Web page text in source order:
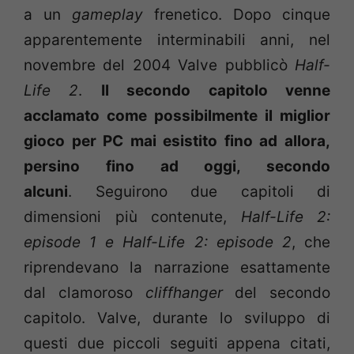
a un gameplay frenetico. Dopo cinque
apparentemente interminabili anni, nel
novembre del 2004 Valve pubblicò Half-
Life 2. Il secondo capitolo venne
acclamato come possibilmente il miglior
gioco per PC mai esistito fino ad allora,
persino fino ad oggi, secondo
alcuni. Seguirono due capitoli di
dimensioni più contenute, Half-Life 2:
episode 1 e Half-Life 2: episode 2, che
riprendevano la narrazione esattamente
dal clamoroso cliffhanger del secondo
capitolo. Valve, durante lo sviluppo di
questi due piccoli seguiti appena citati,